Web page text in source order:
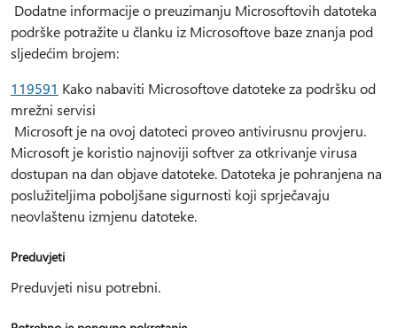
Dodatne informacije o preuzimanju Microsoftovih datoteka
podrške potražite u članku iz Microsoftove baze znanja pod
sljedećim brojem:
119591 Kako nabaviti Microsoftove datoteke za podršku od
mrežni servisi
Microsoft je na ovoj datoteci proveo antivirusnu provjeru.
Microsoft je koristio najnoviji softver za otkrivanje virusa
dostupan na dan objave datoteke. Datoteka je pohranjena na
poslužiteljima poboljšane sigurnosti koji sprječavaju
neovlaštenu izmjenu datoteke.
Preduvjeti
Preduvjeti nisu potrebni.